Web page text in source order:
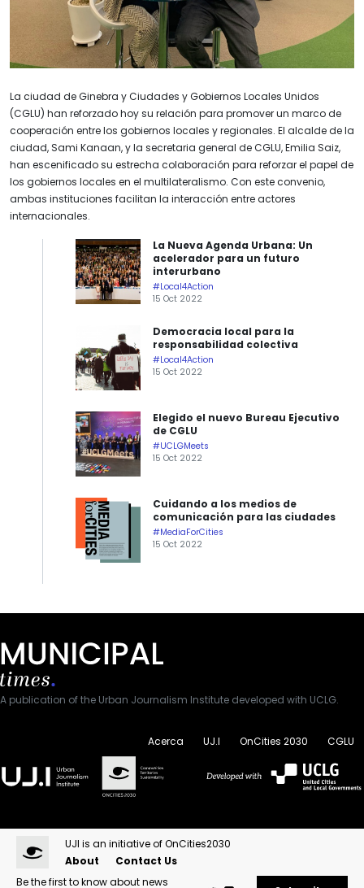
La ciudad de Ginebra y Ciudades y Gobiernos Locales Unidos
(CGLU) han reforzado hoy su relación para promover un marco de
cooperación entre los gobiernos locales y regionales. El alcalde de la
ciudad, Sami Kanaan, y la secretaria general de CGLU, Emilia Saiz,
han escenificado su estrecha colaboración para reforzar el papel de
los gobiernos locales en el multilateralismo. Con este convenio,
ambas instituciones facilitan la interacción entre actores
internacionales.
La Nueva Agenda Urbana: Un
acelerador para un futuro
interurbano
#Local4Action
15 Oct 2022
Democracia local para la
responsabilidad colectiva
#Local4Action
15 Oct 2022
Elegido el nuevo Bureau Ejecutivo
de CGLU
#UCLGMeets
15 Oct 2022
Cuidando a los medios de
comunicación para las ciudades
#MediaForCities
15 Oct 2022
A publication of the Urban Journalism Institute developed with UCLG.
Acerca UJ.I OnCities 2030 CGLU
UJI is an initiative of OnCities2030
About
Contact Us
Be the first to know about news